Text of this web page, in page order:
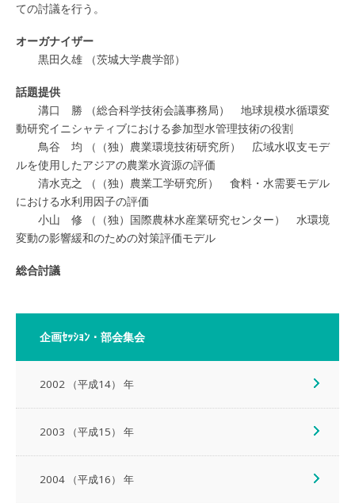
ての討議を行う。
オーガナイザー
黒田久雄 （茨城大学農学部）
話題提供
溝口 勝 （総合科学技術会議事務局） 地球規模水循環変
動研究イニシャティブにおける参加型水管理技術の役割
鳥谷 均 （（独）農業環境技術研究所） 広域水収支モデ
ルを使用したアジアの農業水資源の評価
清水克之 （（独）農業工学研究所） 食料・水需要モデル
における水利用因子の評価
小山 修 （（独）国際農林水産業研究センター） 水環境
変動の影響緩和のための対策評価モデル
総合討議
企画ｾｯｼｮﾝ・部会集会
2002 （平成14） 年
2003 （平成15） 年
2004 （平成16） 年